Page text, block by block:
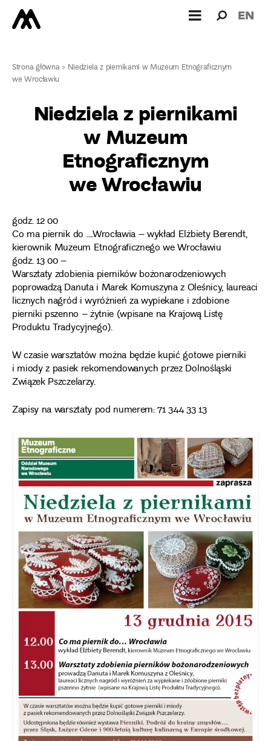
dla: EN
Strona główna> Niedziela z piernikami w Muzeum Etnograficznym
we Wrocławiu
Niedziela z piernikami
w Muzeum
Etnograficznym
we Wrocławiu
godz. 12 00
Co ma piernik do ….Wrocławia – wykład Elżbiety Berendt,
kierownik Muzeum Etnograficznego we Wrocławiu
godz. 13 00 –
Warsztaty zdobienia pierników bożonarodzeniowych
poprowadzą Danuta i Marek Komuszyna z Oleśnicy, laureaci
licznych nagród i wyróżnień za wypiekane i zdobione
pierniki pszenno – żytnie (wpisane na Krajową Listę
Produktu Tradycyjnego).
W czasie warsztatów można będzie kupić gotowe pierniki
i miody z pasiek rekomendowanych przez Dolnośląski
Związek Pszczelarzy.
Zapisy na warsztaty pod numerem: 71 344 33 13